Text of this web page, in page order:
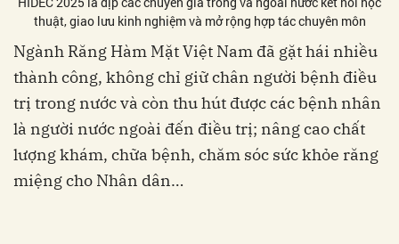
thuật, giao lưu kinh nghiệm và mở rộng hợp tác chuyên môn
Ngành Răng Hàm Mặt Việt Nam đã gặt hái nhiều
thành công, không chỉ giữ chân người bệnh điều
trị trong nước và còn thu hút được các bệnh nhân
là người nước ngoài đến điều trị; nâng cao chất
lượng khám, chữa bệnh, chăm sóc sức khỏe răng
miệng cho Nhân dân…